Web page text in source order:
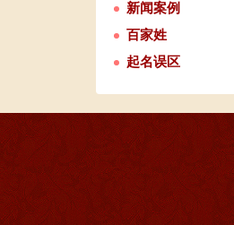
新闻案例
百家姓
起名误区